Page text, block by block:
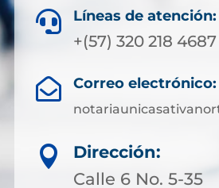
 Líneas de atención:
+(57) 320 218 4687
 Correo electrónico:

Dirección:
Calle 6 No. 5-35